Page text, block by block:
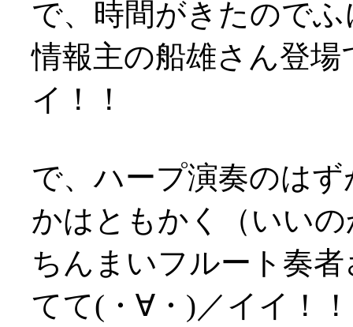
で、時間がきたので
情報主の船雄さん登
イ！！
で、ハープ演奏のは
かはともかく（いい
ちんまいフルート奏
てて(・∀・)／イイ！！